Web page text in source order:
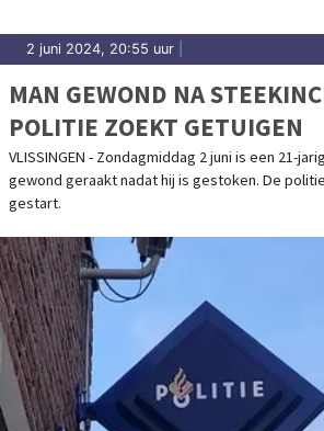
2 juni 2024, 20:55 uur
MAN GEWOND NA
POLITIE ZOEKT GETUIGEN
VLISSINGEN - Zondagmiddag 2 juni is een 21-
gewond geraakt nadat hij is gestoken. De
gestart.